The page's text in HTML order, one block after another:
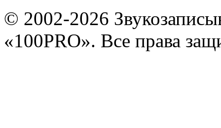
© 2002-2026
«100PRO». Все права